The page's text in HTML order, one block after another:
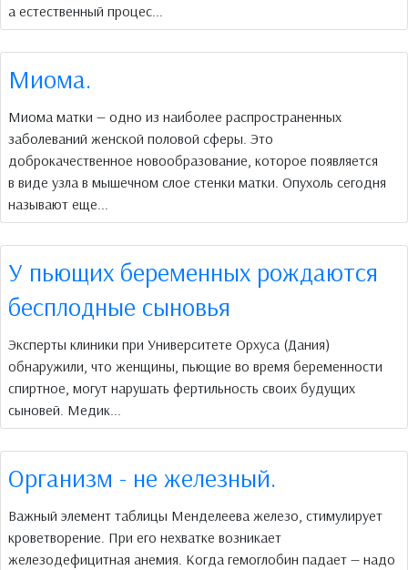
а естественный процес...
Миома.
Миома матки — одно из наиболее распространенных
заболеваний женской половой сферы. Это
доброкачественное новообразование, которое появляется
в виде узла в мышечном слое стенки матки. Опухоль сегодня
называют еще...
У пьющих беременных рождаются
бесплодные сыновья
Эксперты клиники при Университете Орхуса (Дания)
обнаружили, что женщины, пьющие во время беременности
спиртное, могут нарушать фертильность своих будущих
сыновей. Медик...
Организм - не железный.
Важный элемент таблицы Менделеева железо, стимулирует
кроветворение. При его нехватке возникает
железодефицитная анемия. Когда гемоглобин падает — надо